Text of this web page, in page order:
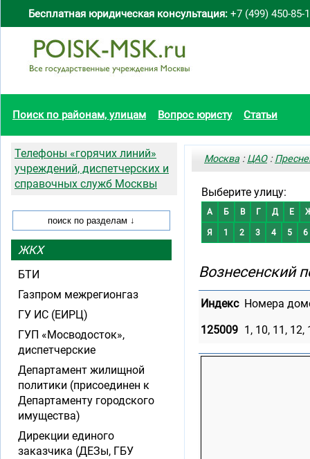
Бесплатная юридическая консультация: +7 (499) 450-85-
Поиск по районам, улицам Вопрос юристу Статьи
Москва :ЦАО:
Выберите улицу:
А Б В Г Д Е
Я 1 2 3 4 5 6
Вознесенский
Индекс Номера
125009 1, 10, 11, 12,
Телефоны «горячих линий»
учреждений, диспетчерских и
справочных служб Москвы
ЖКХ
БТИ
Газпром межрегионгаз
ГУ ИС (ЕИРЦ)
ГУП «Мосводосток»,
диспетчерские
Департамент жилищной
политики (присоединен к
Департаменту городского
имущества)
Дирекции единого
заказчика (ДЕЗы, ГБУ